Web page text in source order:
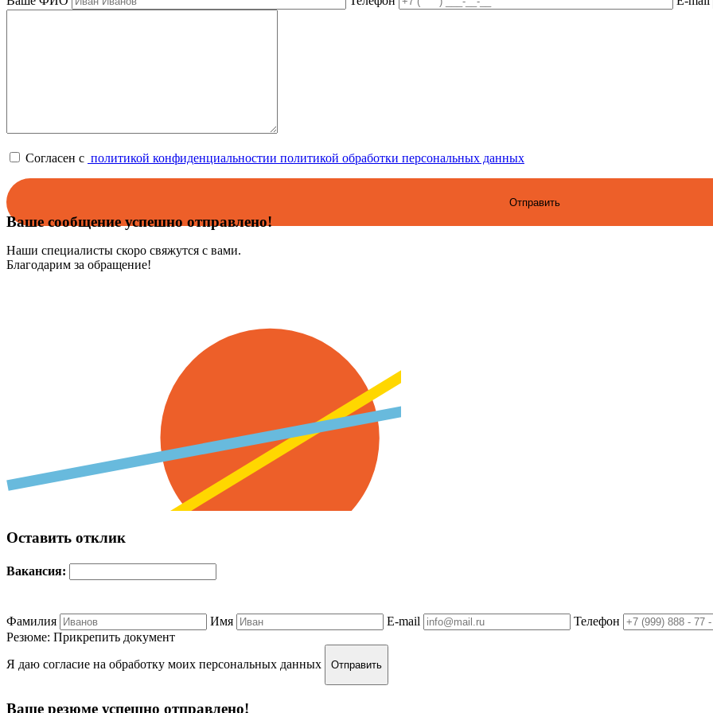
Согласен с политикой конфиденциальностии политикой обработки персональных данных
Ваше сообщение успешно отправлено!
Наши специалисты скоро свяжутся с вами.
Благодарим за обращение!
Оставить отклик
Вакансия:
Фамилия Имя E-mail Телефон
Резюме: Прикрепить документ
Я даю согласие на обработку моих персональных данных
Отправить
Ваше резюме успешно отправлено!